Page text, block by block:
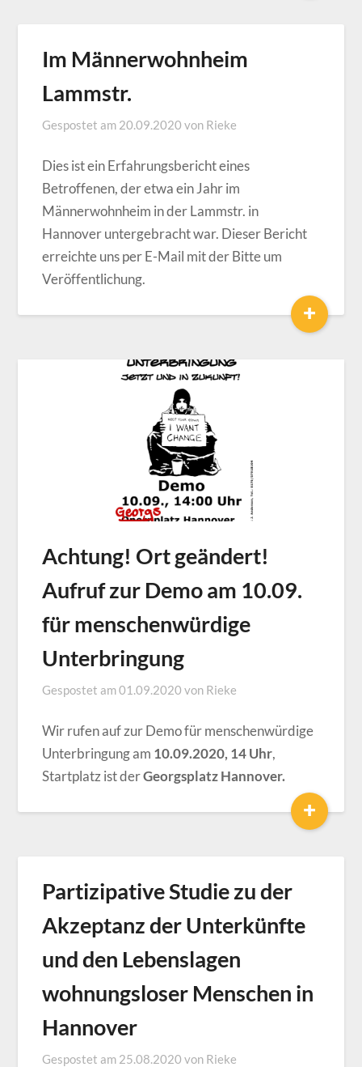
Im Männerwohnheim
Lammstr.
Gespostet am 20.09.2020 von Rieke
Dies ist ein Erfahrungsbericht eines
Betroffenen, der etwa ein Jahr im
Männerwohnheim in der Lammstr. in
Hannover untergebracht war. Dieser Bericht
erreichte uns per E-Mail mit der Bitte um
Veröffentlichung.
+
Achtung! Ort geändert!
Aufruf zur Demo am 10.09.
für menschenwürdige
Unterbringung
Gespostet am01.09.2020 von Rieke
Wir rufen auf zur Demo für menschenwürdige
Unterbringung am 10.09.2020, 14 Uhr,
Startplatz ist derGeorgsplatz Hannover.
+
Partizipative Studie zu der
Akzeptanz der Unterkünfte
und den Lebenslagen
wohnungsloser Menschen in
Hannover
Gespostet am 25.08.2020 von Rieke